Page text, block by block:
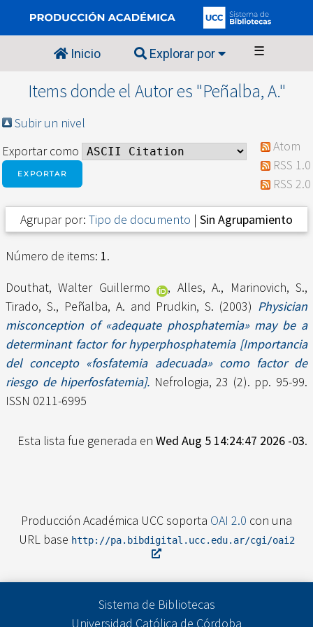
Inicio Explorar por ☰
Items donde el Autor es "Peñalba, A."
Subir un nivel
Exportar como
Atom
RSS 1.0
RSS 2.0
Agrupar por: Tipo de documento | Sin Agrupamiento
Número de items: 1.
Douthat, Walter Guillermo
, Alles, A., Marinovich, S.,
Tirado, S., Peñalba, A. and Prudkin, S. (2003) Physician
misconception of «adequate phosphatemia» may be a
determinant factor for hyperphosphatemia [Importancia
del concepto «fosfatemia adecuada» como factor de
riesgo de hiperfosfatemia]. Nefrologia, 23 (2). pp. 95-99.
ISSN 0211-6995
Esta lista fue generada en Wed Aug 5 14:24:47 2026 -03.
Producción Académica UCC soporta OAI 2.0 con una
URL base http://pa.bibdigital.ucc.edu.ar/cgi/oai2
Sistema de Bibliotecas
Universidad Católica de Córdoba